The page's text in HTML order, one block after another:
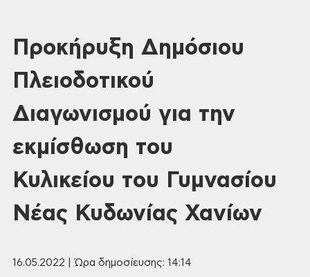
Προκήρυξη Δημόσιου
Πλειοδοτικού
Διαγωνισμού για την
εκμίσθωση του
Κυλικείου του Γυμνασίου
Νέας Κυδωνίας Χανίων
16.05.2022 | Ώρα δημοσίευσης: 14:14